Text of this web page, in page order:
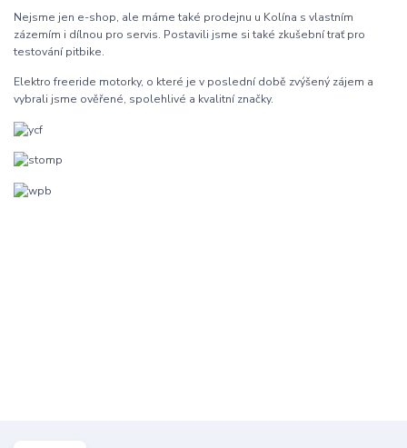
Nejsme jen e-shop, ale máme také prodejnu u Kolína s vlastním
zázemím i dílnou pro servis. Postavili jsme si také zkušební trať pro
testování pitbike.
Elektro freeride motorky, o které je v poslední době zvýšený zájem a
vybrali jsme ověřené, spolehlivé a kvalitní značky.